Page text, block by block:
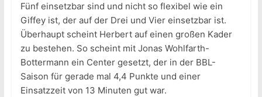
Fünf einsetzbar sind und nicht so flexibel wie ein
Giffey ist, der auf der Drei und Vier einsetzbar ist.
Überhaupt scheint Herbert auf einen großen Kader
zu bestehen. So scheint mit Jonas Wohlfarth-
Bottermann ein Center gesetzt, der in der BBL-
Saison für gerade mal 4,4 Punkte und einer
Einsatzzeit von 13 Minuten gut war.